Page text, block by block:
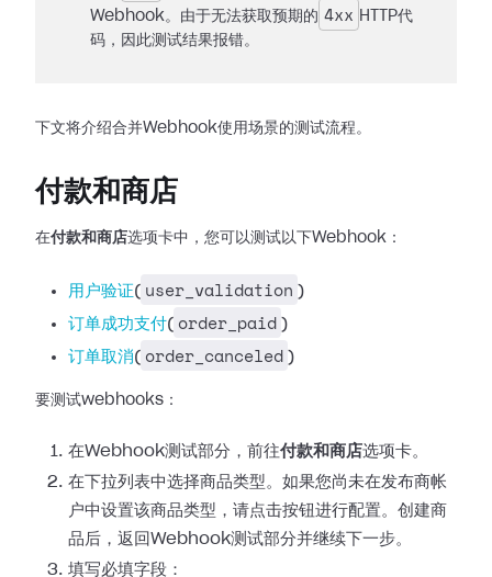
Webhook。由于无法获取预期的 4xx HTTP代
码，因此测试结果报错。
下文将介绍合并Webhook使用场景的测试流程。
付款和商店
在付款和商店选项卡中，您可以测试以下Webhook：
用户验证( user_validation )
订单成功支付( order_paid )
订单取消( order_canceled )
要测试webhooks：
在Webhook测试部分，前往付款和商店选项卡。
在下拉列表中选择商品类型。如果您尚未在发布商帐
户中设置该商品类型，请点击按钮进行配置。创建商
品后，返回Webhook测试部分并继续下一步。
填写必填字段：